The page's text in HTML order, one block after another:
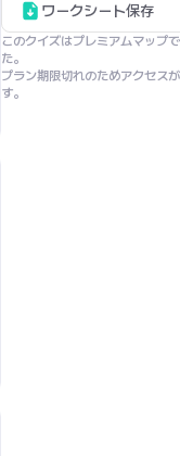
ワークシート保存
このクイズはプレミアムマップ
た。
プラン期限切れのためアクセス
す。